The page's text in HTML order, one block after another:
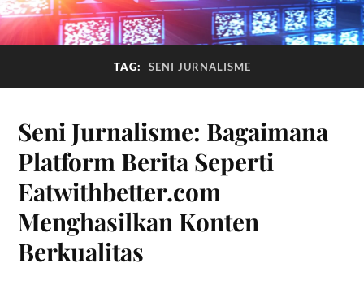
TAG: SENI JURNALISME
Seni Jurnalisme: Bagaimana
Platform Berita Seperti
Eatwithbetter.com
Menghasilkan Konten
Berkualitas